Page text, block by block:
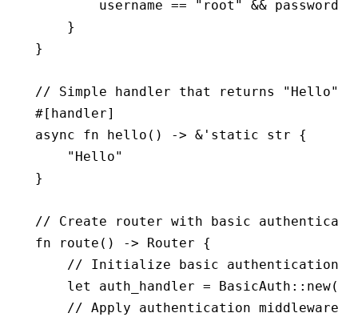
        username
== "root" && password
    }
}
// Simple handler that returns "Hello"
#[handler]
async fn hello () -> & ' static str {
    "Hello"
}
// Create router with basic
fn route () -> Router {
// Initialize basic authentication
    let
auth_handler = BasicAuth :: new(
// Apply authentication middleware